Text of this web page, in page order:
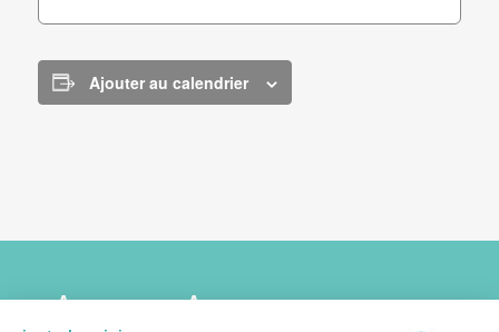
Ajouter au calendrier
Accueil Association